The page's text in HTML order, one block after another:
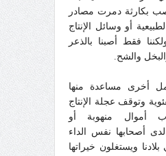
بكارثة دمرت مصادر
أو وسائل الإنتاج
فقط أصبنا بالذعر
والشح.
أخرى مساعدة منها
وتوقف عجلة الإنتاج
أموال منهوبة أو
لدى أصحابها نفس الداء
ويستغلون خيراتها